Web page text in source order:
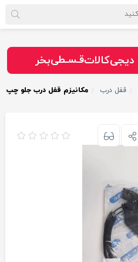
سـریــع
امـــــن
قـسـطیبخر
قفل درب مکانیزم قفل درب جلو چپ